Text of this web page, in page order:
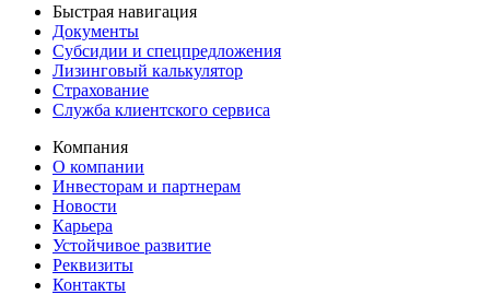
Быстрая навигация
Документы
Субсидии и спецпредложения
Лизинговый калькулятор
Страхование
Служба клиентского сервиса
Компания
О компании
Инвесторам и партнерам
Новости
Карьера
Устойчивое развитие
Реквизиты
Контакты